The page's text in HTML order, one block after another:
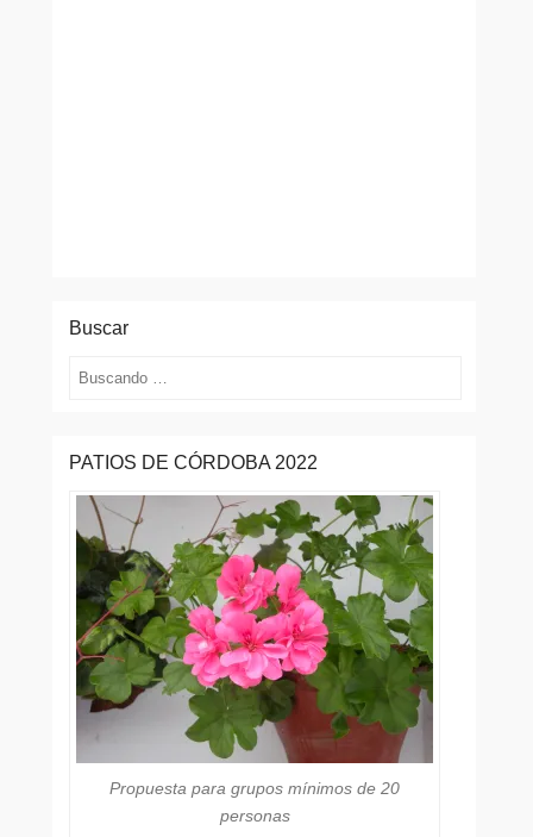
Buscar
Buscar
PATIOS DE CÓRDOBA 2022
Propuesta para grupos mínimos de 20
personas